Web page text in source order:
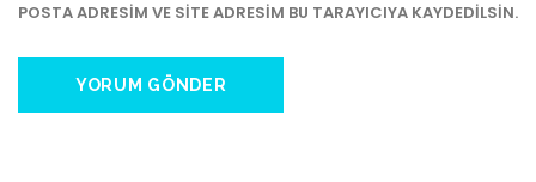
POSTA ADRESIM VE SITE ADRESIM BU TARAYICIYA KAYDEDILSIN.